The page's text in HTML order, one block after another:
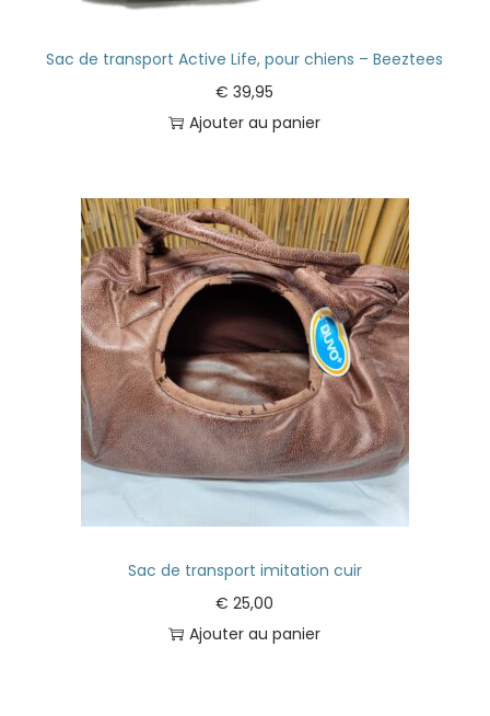
Sac de transport Active Life, pour chiens – Beeztees
€ 39,95
Ajouter au panier
Sac de transport imitation cuir
€ 25,00
Ajouter au panier